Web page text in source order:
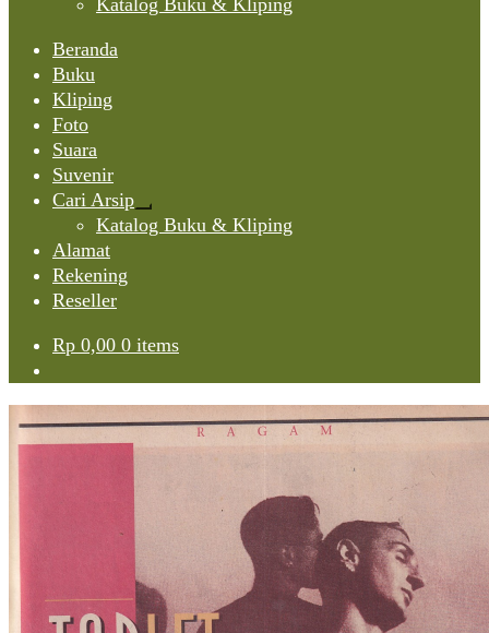
Katalog Buku & Kliping
Beranda
Buku
Kliping
Foto
Suara
Suvenir
Cari Arsip
Expand
child
Katalog Buku & Kliping
Alamat
Rekening
Reseller
Rp 0,00 0 items